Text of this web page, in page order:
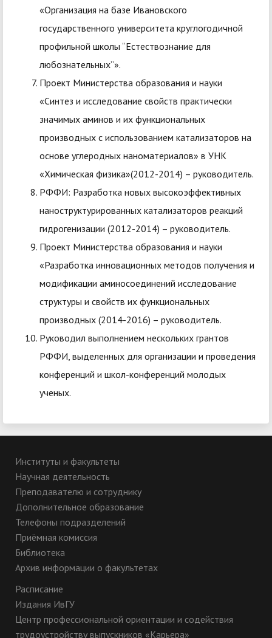
«Организация на базе Ивановского
государственного университета круглогодичной
профильной школы “Естествознание для
любознательных”».
Проект Министерства образования и науки
«Синтез и исследование свойств практически
значимых аминов и их функциональных
производных с использованием катализаторов на
основе углеродных наноматериалов» в УНК
«Химическая физика»(2012-2014) – руководитель.
РФФИ: Разработка новых высокоэффективных
наноструктурированных катализаторов реакций
гидрогенизации (2012-2014) – руководитель.
Проект Министерства образования и науки
«Разработка инновационных методов получения и
модификации аминосоединений исследование
структуры и свойств их функциональных
производных (2014-2016) – руководитель.
Руководил выполнением нескольких грантов
РФФИ, выделенных для организации и проведения
конференций и школ-конференций молодых
ученых.
Институты и факультеты
Научная деятельность
Преподавателю и сотруднику
Дополнительное образование
Телефоны подразделений
Приёмная комиссия
Библиотека
Архив информации о факультетах
Расписание
Издания ИвГУ
Центр профессиональной ориентации и содействия
трудоустройству выпускников «Карьера»